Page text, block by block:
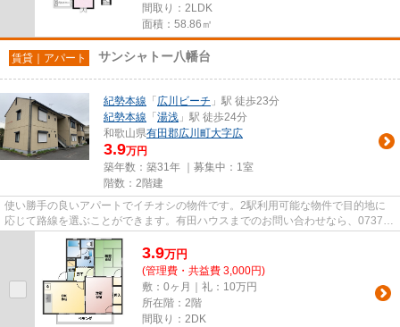
間取り：2LDK
面積：58.86㎡
賃貸｜アパート サンシャトー八幡台
紀勢本線 「 広川ビーチ 」駅 徒歩23分
紀勢本線 「 湯浅 」駅 徒歩24分
和歌山県有田郡広川町大字広
3.9万円
築年数：築31年 ｜募集中： 1室
階数：2階建
使い勝手の良いアパートでイチオシの物件です。2駅利用可能な物件で目的地に
応じて路線を選ぶことができます。有田ハウスまでのお問い合わせなら、0737-
22-3200から遠慮なくどうぞ。有...
3.9万円
(管理費・共益費 3,000円)
敷：0ヶ月｜礼：10万円
所在階：2階
間取り：2DK